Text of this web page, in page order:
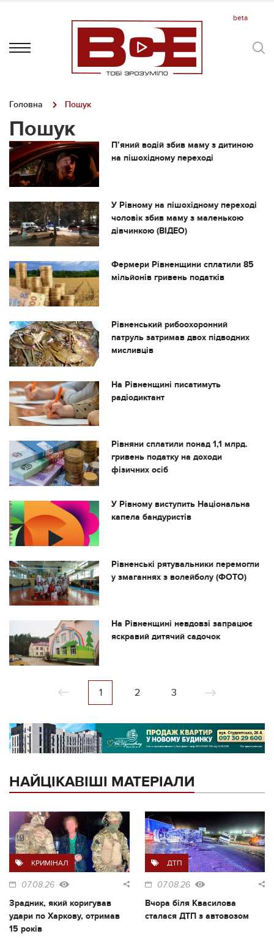
Головна Пошук
Пошук
П’яний водій збив маму з дитиною
на пішохідному переході
У Рівному на пішохідному переході
чоловік збив маму з маленькою
дівчинкою (ВІДЕО)
Фермери Рівненщини сплатили 85
мільйонів гривень податків
Рівненський рибоохоронний
патруль затримав двох підводних
мисливців
На Рівненщині писатимуть
радіодиктант
Рівняни сплатили понад 1,1 млрд.
гривень податку на доходи
фізичних осіб
У Рівному виступить Національна
капела бандуристів
Рівненські рятувальники перемогли
у змаганнях з волейболу (ФОТО)
На Рівненщині невдовзі запрацює
яскравий дитячий садочок
1 2 3
НАЙЦІКАВІШІ МАТЕРІАЛИ
КРИМІНАЛ
07.08.26
Зрадник, який коригував
удари по Харкову, отримав
15 років
ДТП
07.08.26
Вчора біля Квасилова
сталася ДТП з автовозом